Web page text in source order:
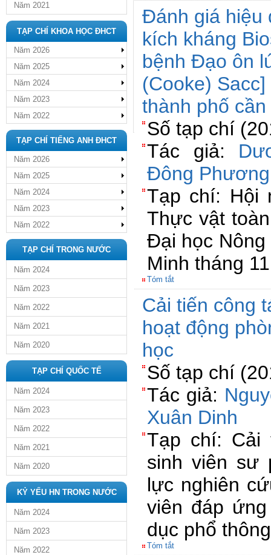
Năm 2021
TẠP CHÍ KHOA HỌC ĐHCT
Năm 2026
Năm 2025
Năm 2024
Năm 2023
Năm 2022
TẠP CHÍ TIẾNG ANH ĐHCT
Năm 2026
Năm 2025
Năm 2024
Năm 2023
Năm 2022
TẠP CHÍ TRONG NƯỚC
Năm 2024
Năm 2023
Năm 2022
Năm 2021
Năm 2020
TẠP CHÍ QUỐC TẾ
Năm 2024
Năm 2023
Năm 2022
Năm 2021
Năm 2020
KỶ YẾU HN TRONG NƯỚC
Năm 2024
Năm 2023
Năm 2022
Đánh giá hiệu
kích kháng
bệnh Đạo ôn
(Cooke)
thành phố
Số tạp chí
Tác giả:
Đông Phương
Tạp chí: Hội
Thực vật
Đại học Nông
Minh tháng
Tóm tắt
Cải tiến công
hoạt động
học
Số tạp chí
Tác giả:
Xuân Dinh
Tạp chí: Cải
sinh viên sư
lực nghiên
viên đáp
dục phổ
Tóm tắt